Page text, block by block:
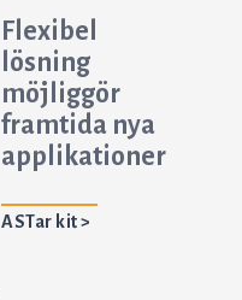
Flexibel
lösning
möjliggör
framtida nya
applikationer
ASTar kit >